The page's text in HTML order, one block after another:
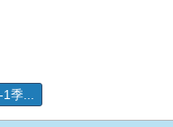
季...